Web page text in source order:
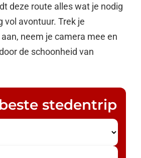
deze route alles wat je nodig
vol avontuur. Trek je
neem je camera mee en
de schoonheid van
stedentrip